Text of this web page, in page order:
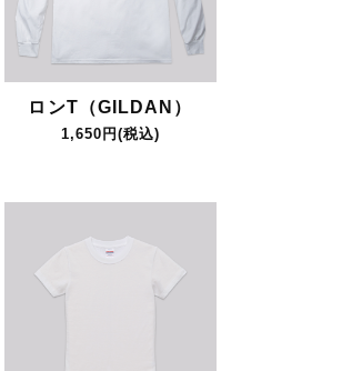
ロンT（GILDAN）
1,650円(税込)